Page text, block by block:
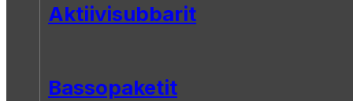
Aktiivisubbarit
Bassopaketit